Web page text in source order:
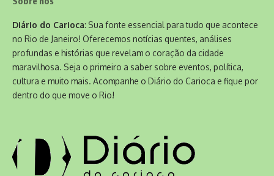
Diário do Carioca: Sua fonte essencial para tudo que acontece
no Rio de Janeiro! Oferecemos notícias quentes, análises
profundas e histórias que revelam o coração da cidade
maravilhosa. Seja o primeiro a saber sobre eventos, política,
cultura e muito mais. Acompanhe o Diário do Carioca e fique por
dentro do que move o Rio!